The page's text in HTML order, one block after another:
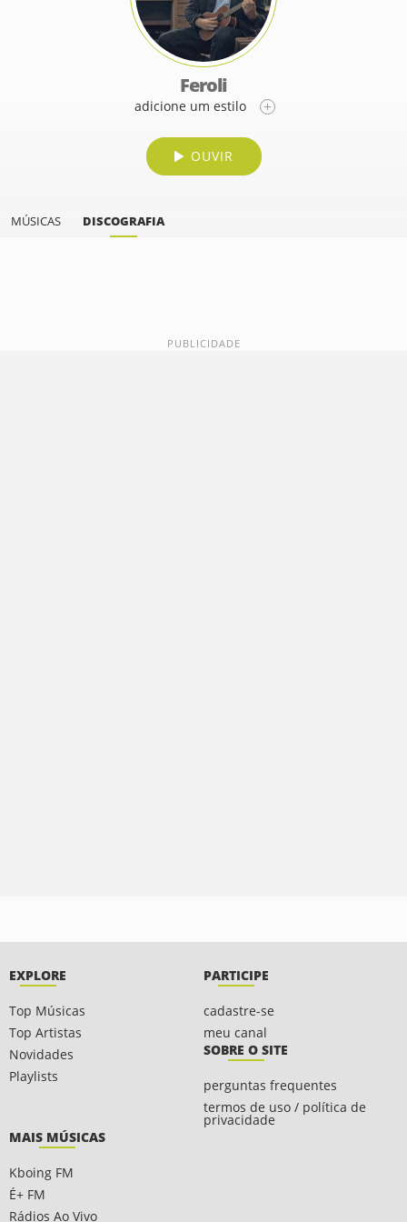
Feroli
adicione um estilo
OUVIR
MÚSICAS DISCOGRAFIA
EXPLORE
Top Músicas
Top Artistas
Novidades
Playlists
PARTICIPE
cadastre-se
meu canal
SOBRE O SITE
perguntas frequentes
termos de uso / política de
privacidade
MAIS MÚSICAS
Kboing FM
É+ FM
Rádios Ao Vivo